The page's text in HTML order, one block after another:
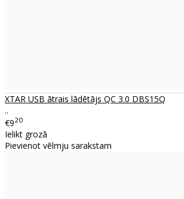
XTAR USB ātrais lādētājs QC 3.0 DBS15Q
..
€920
Ielikt grozā
Pievienot vēlmju sarakstam